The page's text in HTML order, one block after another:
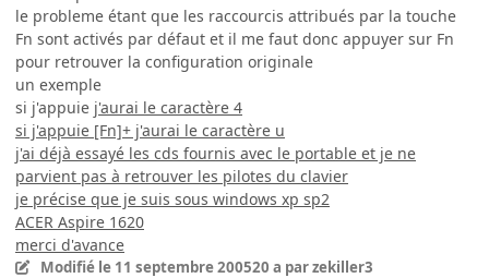
le probleme étant que les raccourcis attribués par la touche
Fn sont activés par défaut et il me faut donc appuyer sur Fn
pour retrouver la configuration originale
un exemple
si j'appuie j'aurai le caractère 4
si j'appuie [Fn]+ j'aurai le caractère u
j'ai déjà essayé les cds fournis avec le portable et je ne
parvient pas à retrouver les pilotes du clavier
je précise que je suis sous windows xp sp2
ACER Aspire 1620
merci d'avance
Modifié le 11 septembre 200520 a par zekiller3